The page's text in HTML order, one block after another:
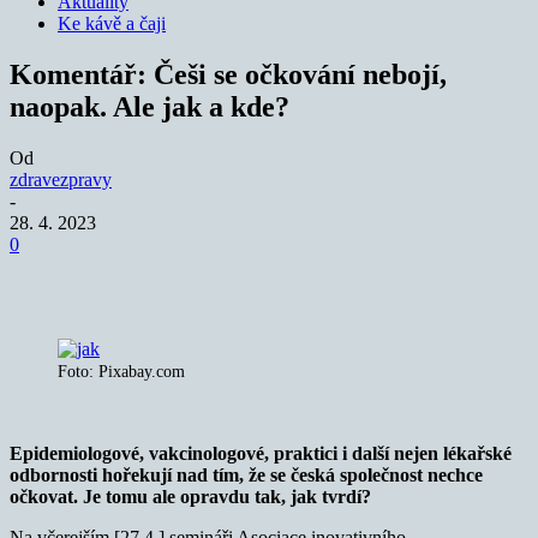
Ke kávě a čaji
Komentář: Češi se očkování nebojí,
naopak. Ale jak a kde?
Od
zdravezpravy
-
28. 4. 2023
0
Foto: Pixabay.com
Epidemiologové, vakcinologové, praktici i další nejen lékařské
odbornosti hořekují nad tím, že se česká společnost nechce
očkovat. Je tomu ale opravdu tak, jak tvrdí?